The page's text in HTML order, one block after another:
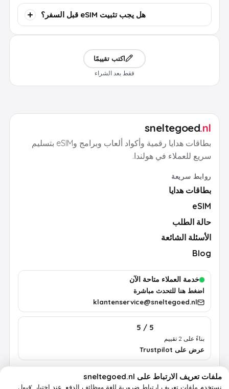
هل يجب تثبيت eSIM قبل السفر؟
اكتب تقييمًا
فقط بعد الشراء
sneltegoed.nl
بطاقات هدايا رقمية وأكواد ألعاب وبرامج وeSIM بتسليم
سريع للعملاء في هولندا.
روابط سريعة
بطاقات هدايا
eSIM
حالة الطلب
الأسئلة الشائعة
Blog
خدمة العملاء متاحة الآن
اضغط هنا للتحدث مباشرة
klantenservice@sneltegoed.nl
5 / 5
بناءً على 2 تقييم
عرض على Trustpilot
الشروطالخصوصيةسياسة ملفات تعريف الارتباطملفات تعريف الارتباط على sneltegoed.nl
نستخدم ملفات تعريف ارتباط ضرورية للغة ووظائف الدفع. عند اختيار ‘قبول